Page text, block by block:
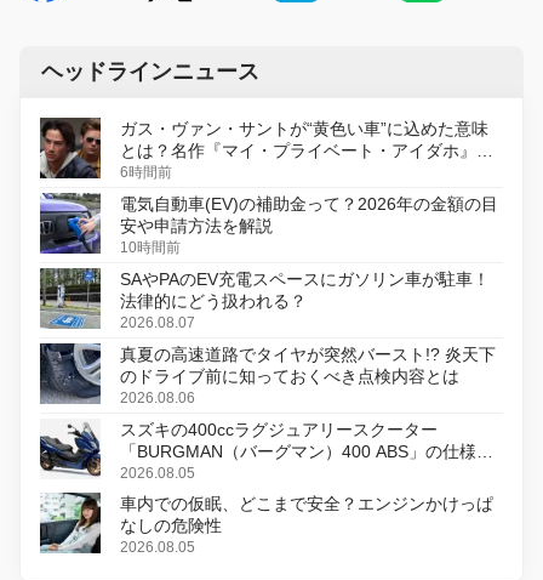
ヘッドラインニュース
ガス・ヴァン・サントが“黄色い車”に込めた意味
とは？名作『マイ・プライベート・アイダホ』が
初のデジタルリマスター版で復活
6時間前
電気自動車(EV)の補助金って？2026年の金額の目
安や申請方法を解説
10時間前
SAやPAのEV充電スペースにガソリン車が駐車！
法律的にどう扱われる？
2026.08.07
真夏の高速道路でタイヤが突然バースト!? 炎天下
のドライブ前に知っておくべき点検内容とは
2026.08.06
スズキの400ccラグジュアリースクーター
「BURGMAN（バーグマン）400 ABS」の仕様を
変更し、8月18日に発売
2026.08.05
車内での仮眠、どこまで安全？エンジンかけっぱ
なしの危険性
2026.08.05